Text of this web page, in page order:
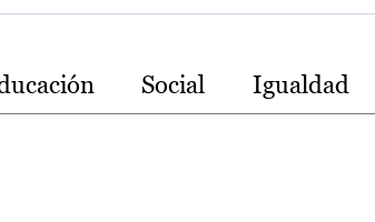
Social Igualdad